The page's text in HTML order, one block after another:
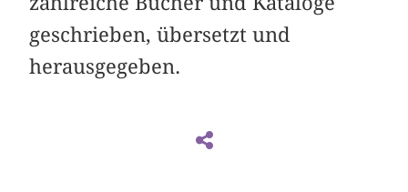
geschrieben, übersetzt und
herausgegeben.